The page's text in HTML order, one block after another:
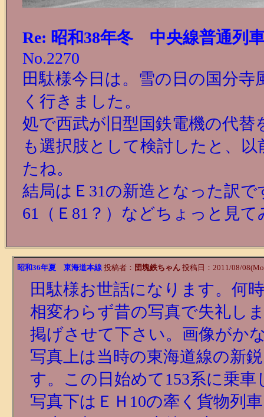
Re: 昭和38年冬 中央線普通列
No.2270
田駄様今日は。雪の日の国分
く行きました。
処で西武が旧型国鉄電機の代
も選択肢として検討したと、
たね。
結局はＥ31の新造となった訳
61（Ｅ81？）などちょっと見
昭和36年夏 東海道本線 投稿者： 団塊鉄ちゃん 投稿日：2011/08/
田駄様お世話になります。何
相変わらず昔の写真で失礼し
掲げさせて下さい。画像がか
写真上は当時の東海道線の新
す。この日始めて153系に乗
写真下はＥＨ10の牽く貨物列